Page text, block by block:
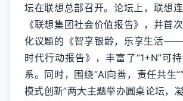
坛在联想总部召开。论坛上，联想
《联想集团社会价值报告》，并首
化议题的《智享银龄，乐享生活
时代行动报告》，丰富了“1+N”可
系。同时，围绕“AI向善，责任共生
模式创新”两大主题举办圆桌论坛，